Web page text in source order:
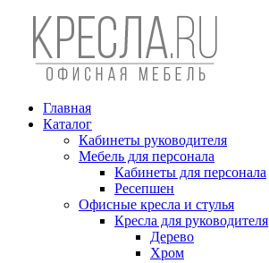
Главная
Каталог
Кабинеты руководителя
Мебель для персонала
Кабинеты для персонала
Ресепшен
Офисные кресла и стулья
Кресла для руководителя
Дерево
Хром